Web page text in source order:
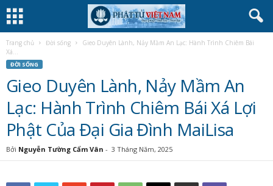
Trang chủ Đời sống
Gieo Duyên Lành, Nảy Mầm An Lạc: Hành Trình Chiêm Bái
Xá...
ĐỜI SỐNG
Gieo Duyên Lành, Nảy Mầm An
Lạc: Hành Trình Chiêm Bái Xá Lợi
Phật Của Đại Gia Đình MaiLisa
Bởi Nguyễn Tường Cẩm Vân - 3 Tháng Năm, 2025